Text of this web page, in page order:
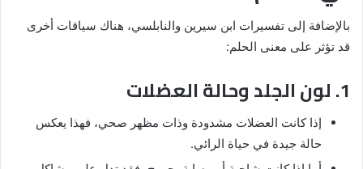
بالإضافة إلى تفسيرات ابن سيرين والنابلسي، هناك سياقات أخرى
قد تؤثر على معنى الحلم:
1. لون الجلد وحالة العضلات
إذا كانت العضلات مشدودة وذات مظهر صحي، فهذا يعكس
حالة جيدة في حياة الرائي.